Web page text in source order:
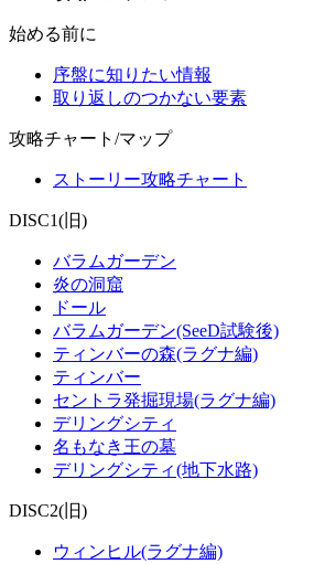
始める前に
序盤に知りたい情報
取り返しのつかない要素
攻略チャート/マップ
ストーリー攻略チャート
DISC1(旧)
バラムガーデン
炎の洞窟
ドール
バラムガーデン(SeeD試験後)
ティンバーの森(ラグナ編)
ティンバー
セントラ発掘現場(ラグナ編)
デリングシティ
名もなき王の墓
デリングシティ(地下水路)
DISC2(旧)
ウィンヒル(ラグナ編)